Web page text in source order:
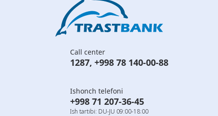
Call center
1287, +998 78 140-00-88
Ishonch telefoni
+998 71 207-36-45
Ish tartibi: DU-JU 09:00-18:00